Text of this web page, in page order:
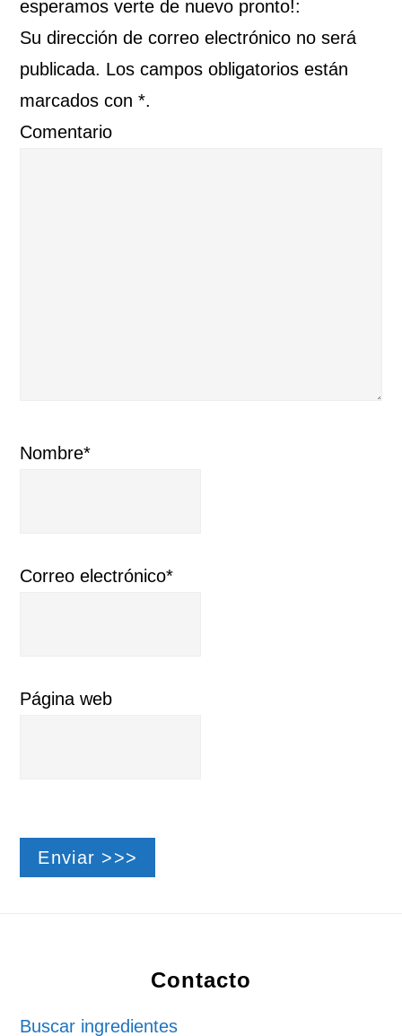
esperamos verte de nuevo pronto!:
Su dirección de correo electrónico no será
publicada. Los campos obligatorios están
marcados con *.
Comentario
Nombre*
Correo electrónico*
Página web
Contacto
Buscar ingredientes